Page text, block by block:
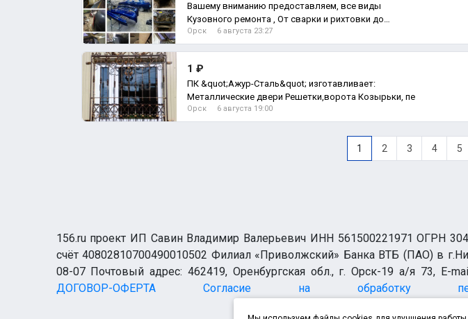
Вашему вниманию предоставляем, все виды
Кузовного ремонта , От сварки и рихтовки до
покраски , от вр
Орск 6 августа 23:27
1 ₽
ПК &quot;Ажур-Сталь&quot; изготавливает:
Металлические двери Решетки,ворота Козырьки, пе
Орск 6 августа 19:00
1 2 3 4 5
156.ru проект ИП Савин Владимир Валерьевич ИНН 561500221971 ОГРН
счёт 40802810700490010502 Филиал «Приволжский» Банка ВТБ (ПАО) в
08-07 Почтовый адрес: 462419, Оренбургская обл., г. Орск-19 а/я 73, E-
ДОГОВОР-ОФЕРТА
Согласие на обработку